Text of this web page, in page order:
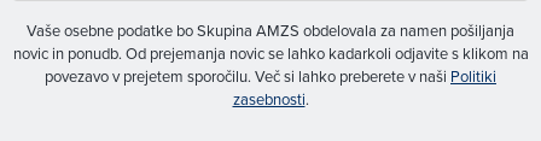
Vaše osebne podatke bo Skupina AMZS obdelovala za namen pošiljanja
novic in ponudb. Od prejemanja novic se lahko kadarkoli odjavite s klikom na
povezavo v prejetem sporočilu. Več si lahko preberete v naši Politiki
zasebnosti.